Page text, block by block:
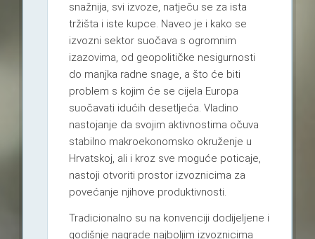
snažnija, svi izvoze, natječu se za ista
tržišta i iste kupce. Naveo je i kako se
izvozni sektor suočava s ogromnim
izazovima, od geopolitičke nesigurnosti
do manjka radne snage, a što će biti
problem s kojim će se cijela Europa
suočavati idućih desetljeća. Vladino
nastojanje da svojim aktivnostima očuva
stabilno makroekonomsko okruženje u
Hrvatskoj, ali i kroz sve moguće poticaje,
nastoji otvoriti prostor izvoznicima za
povećanje njihove produktivnosti.
Tradicionalno su na konvenciji dodijeljene i
godišnje nagrade najboljim izvoznicima